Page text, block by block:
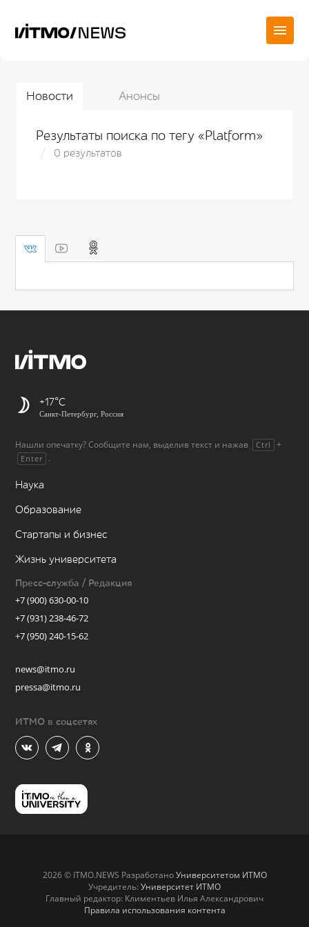
Новости Анонсы
Результаты поиска по тегу «Platform»
0 результатов
+17
Санкт-Петербург, Россия
Нашли опечатку? Сообщите нам, выделив текст и нажав Ctrl +
Enter .
Наука
Образование
Стартапы и бизнес
Жизнь университета
Пресс-служба / Редакция
+7 (900) 630-00-10
+7 (931) 238-46-72
+7 (950) 240-15-62
news@itmo.ru
pressa@itmo.ru
ИТМО в соцсетях
2026 © ITMO.NEWS РазработаноУниверситетом ИТМО
Учредитель: Университет ИТМО
Главный редактор: Климентьев Илья Александрович
Правила использования контента